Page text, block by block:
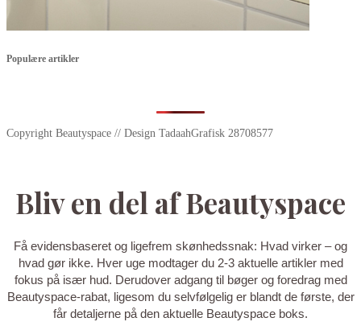
Populære artikler
Copyright Beautyspace // Design TadaahGrafisk 28708577
Bliv en del af Beautyspace
Få evidensbaseret og ligefrem skønhedssnak: Hvad virker – og
hvad gør ikke. Hver uge modtager du 2-3 aktuelle artikler med
fokus på især hud. Derudover adgang til bøger og foredrag med
Beautyspace-rabat, ligesom du selvfølgelig er blandt de første, der
får detaljerne på den aktuelle Beautyspace boks.